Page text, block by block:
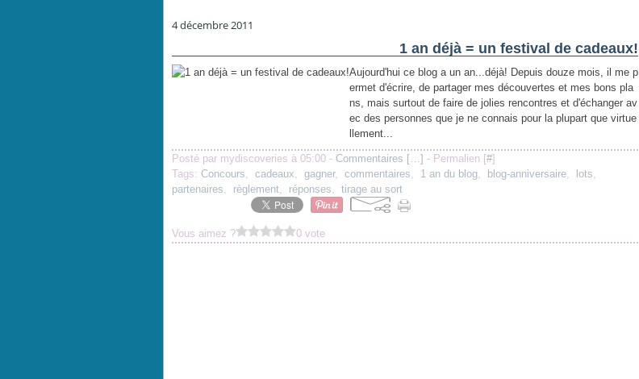
4 décembre 2011
1 an déjà = un festival de cadeaux!
Aujourd'hui ce blog a un an...déjà! Depuis douze mois, il me p
ermet d'écrire, de partager mes découvertes et mes bons pla
ns, mais surtout de faire de jolies rencontres et d'échanger av
ec des personnes que je ne connais pour la plupart que virtue
llement...
Posté par mydiscoveries à 05:00 - Commentaires […] - Permalien [#]
Tags: Concours, cadeaux, gagner, commentaires, 1 an du blog, blog-anniversaire, lots,
partenaires, règlement, réponses, tirage au sort
Vous aimez ? 0 vote